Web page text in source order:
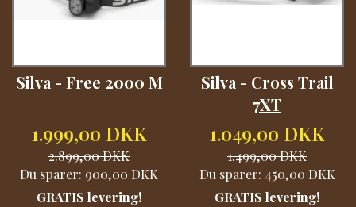
Silva - Free 2000 M
1.999,00 DKK
2.899,00 DKK
Du sparer: 900,00 DKK
GRATIS levering!
Silva - Cross Trail
7XT
1.049,00 DKK
1.499,00 DKK
Du sparer: 450,00 DKK
GRATIS levering!